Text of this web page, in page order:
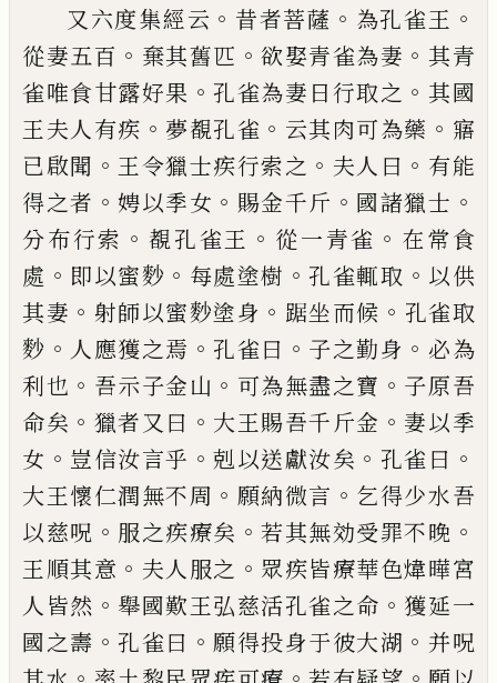
又六度集經云 。 昔者菩薩 。 為孔雀王 。
從妻五百 。 棄其舊匹 。欲娶青雀為妻 。其青
雀唯食甘露好果 。 孔雀為妻日行取之 。其國
王夫人有疾 。 夢覩孔雀 。 云其肉可為藥 。 寤
已啟聞 。 王令獵士疾行索之 。 夫人曰 。 有能
得之者 。 娉以季女 。 賜金千斤 。 國諸獵士 。
分布行索 。 覩孔雀王 。 從一青雀 。 在常食
處 。 即以蜜麨 。 每處塗樹 。 孔雀輒取 。 以供
其妻 。 射師以蜜麨塗身 。 踞坐而候 。 孔雀取
麨 。 人應獲之焉 。 孔雀曰 。 子之勤身 。 必為
利也 。 吾示子金山 。 可為無盡之寶 。 子原吾
命矣 。 獵者又曰 。 大王賜吾千斤金 。 妻以季
女 。 豈信汝言乎 。剋以送獻汝矣 。 孔雀曰 。
大王懷仁潤無不周 。 願納微言 。 乞得少水吾
以慈呪 。 服之疾療矣 。若其無効受罪不晚 。
王順其意 。 夫人服之 。 眾疾皆療華色煒曄宮
人皆然 。 舉國歎王弘慈活孔雀之命 。 獲延一
國之壽 。 孔雀曰 。 願得投身于彼大湖 。 并呪